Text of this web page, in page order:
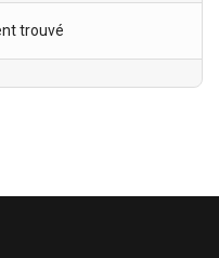
trouvé